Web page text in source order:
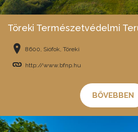
Töreki Természetvédelmi
8600, Siófok, Töreki
http://www.bfnp.hu
BŐVEBBEN